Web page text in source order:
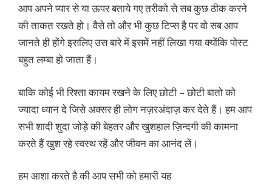
आप अपने प्यार से या ऊपर बताये गए तरीको से सब कुछ ठीक करने
की ताकत रखते हो। वैसे तो और भी कुछ टिप्स है पर वो सब आप
जानते ही होंगे इसलिए उस बारे में इसमें नहीं लिखा गया क्योंकि पोस्ट
बहुत लम्बा हो जाता हैं।
बाकि कोई भी रिश्ता कायम रखने के लिए छोटी – छोटी बातो को
ज्यादा ध्यान दे जिसे अक्सर ही लोग नज़रअंदाज़ कर देते हैं। हम आप
सभी शादी शुदा जोड़े की बेहतर और खुशहाल ज़िन्दगी की कामना
करते हैं खुश रहे स्वस्थ रहें और जीवन का आनंद लें।
हम आशा करते है की आप सभी को हमारी यह